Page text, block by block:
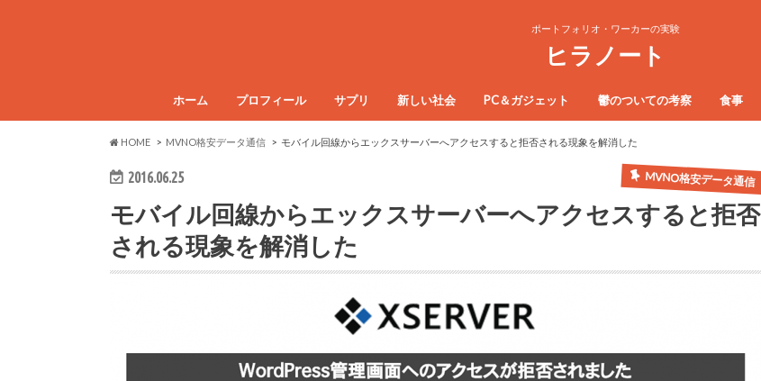
ポートフォリオ・ワーカーの実験
ヒラノート
ホーム プロフィール サプリ 新しい社会 PC＆ガジェット 鬱のついての考察 食事
HOME MVNO格安データ通信 モバイル回線からエックスサーバーへアクセスすると拒否される現象を解消した
2016.06.25 MVNO格安データ通信
モバイル回線からエックスサーバーへアクセスすると拒否
される現象を解消した